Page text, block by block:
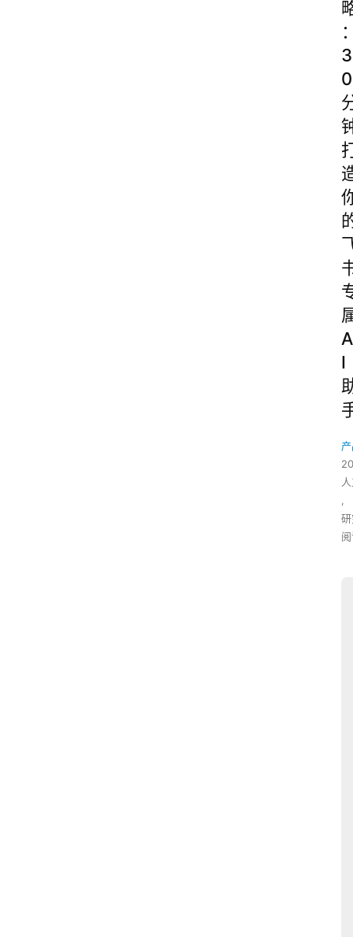
3
0
A
I
,